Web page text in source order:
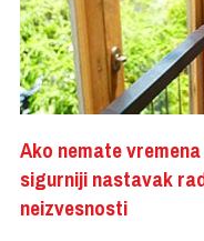
Ako nemate
sigurniji nastavak
neizvesnosti